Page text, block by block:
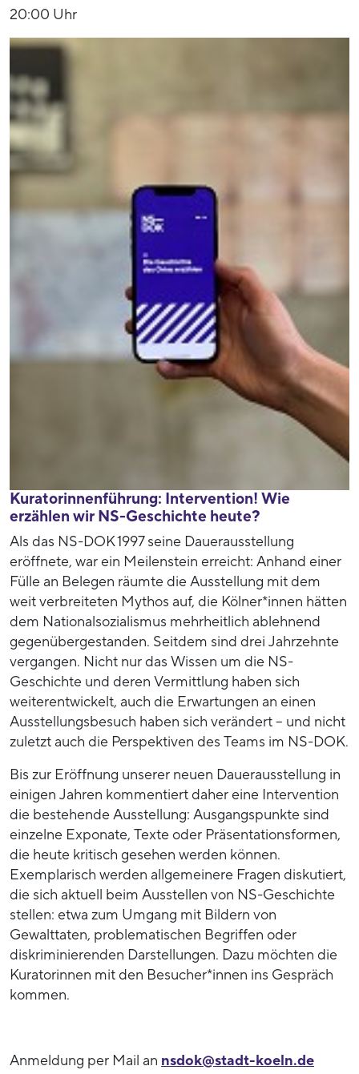
20:00 Uhr
Kuratorinnenführung: Intervention! Wie
erzählen wir NS-Geschichte heute?
Als das NS-DOK 1997 seine Dauerausstellung
eröffnete, war ein Meilenstein erreicht: Anhand einer
Fülle an Belegen räumte die Ausstellung mit dem
weit verbreiteten Mythos auf, die Kölner*innen hätten
dem Nationalsozialismus mehrheitlich ablehnend
gegenübergestanden. Seitdem sind drei Jahrzehnte
vergangen. Nicht nur das Wissen um die NS-
Geschichte und deren Vermittlung haben sich
weiterentwickelt, auch die Erwartungen an einen
Ausstellungsbesuch haben sich verändert – und nicht
zuletzt auch die Perspektiven des Teams im NS-DOK.
Bis zur Eröffnung unserer neuen Dauerausstellung in
einigen Jahren kommentiert daher eine Intervention
die bestehende Ausstellung: Ausgangspunkte sind
einzelne Exponate, Texte oder Präsentationsformen,
die heute kritisch gesehen werden können.
Exemplarisch werden allgemeinere Fragen diskutiert,
die sich aktuell beim Ausstellen von NS-Geschichte
stellen: etwa zum Umgang mit Bildern von
Gewalttaten, problematischen Begriffen oder
diskriminierenden Darstellungen. Dazu möchten die
Kuratorinnen mit den Besucher*innen ins Gespräch
kommen.
Anmeldung per Mail an nsdok@stadt-koeln.de